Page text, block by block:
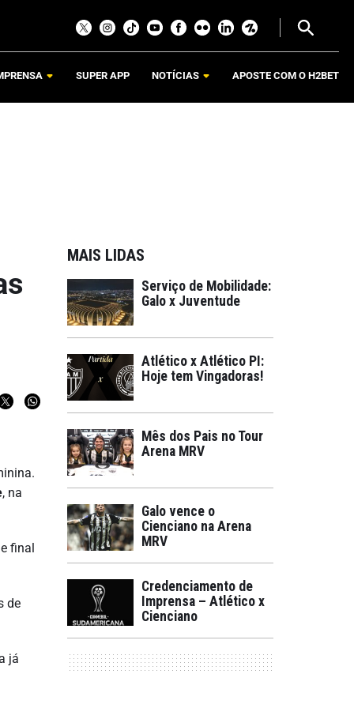
SUPER APP NOTÍCIAS APOSTE COM O H2BET
, na
final
de
já
MAIS LIDAS
Serviço de Mobilidade:
Galo x Juventude
Atlético x Atlético PI:
Hoje tem Vingadoras!
Mês dos Pais no Tour
Arena MRV
Galo vence o
Cienciano na Arena
MRV
Credenciamento de
Imprensa – Atlético x
Cienciano